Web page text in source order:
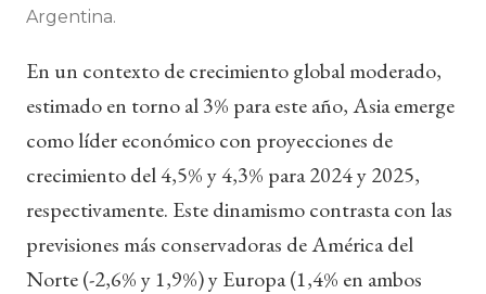
Argentina.
En un contexto de crecimiento global moderado,
estimado en torno al 3% para este año, Asia emerge
como líder económico con proyecciones de
crecimiento del 4,5% y 4,3% para 2024 y 2025,
respectivamente. Este dinamismo contrasta con las
previsiones más conservadoras de América del
Norte (-2,6% y 1,9%) y Europa (1,4% en ambos